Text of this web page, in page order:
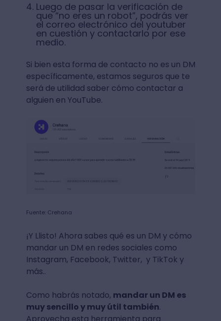
Luego de pasar la verificación de
que “no eres un robot”, podrás ver
el correo electrónico del youtuber
en cuestión y contactarlo por ese
medio.
Si bien esta forma de contacto no es un DM
específicamente, estamos seguros que te
será de utilidad saber cómo contactar a
alguien en YouTube.
Fuente: Crehana
¡Y Llisto! Ahora sabes qué es un DM y cómo
mandar un DM en redes sociales como
Instagram, Facebook, Twitter, y TikTok y
más..
Como habrás notado, mandar un DM es
muy sencillo y muy útil también.